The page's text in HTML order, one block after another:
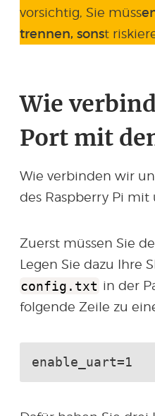
vorsichtig, Sie müss
trennen, sonst
Wie
Port mit
Wie verbinden wir
des Raspberry Pi mit
Zuerst müssen Sie
Legen Sie dazu Ihre
config.txt in der
folgende Zeile zu
enable_uart=1